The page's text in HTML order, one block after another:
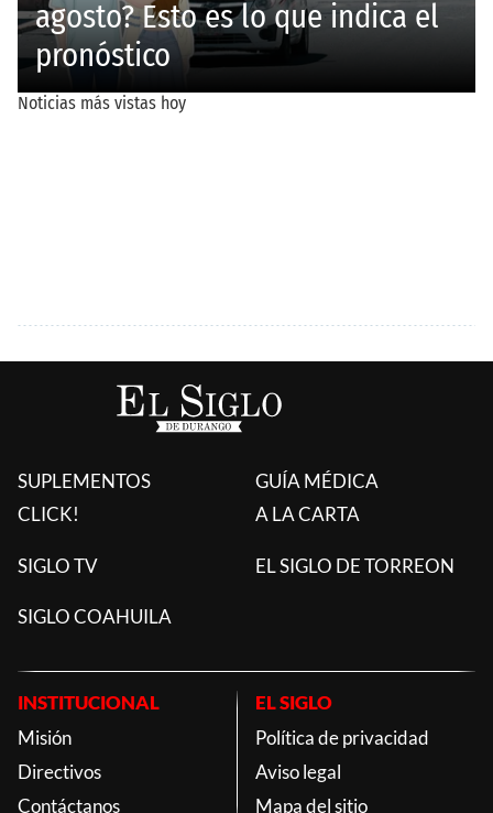
SUPLEMENTOS
CLICK!
GUÍA MÉDICA
A LA CARTA
SIGLO TV EL SIGLO DE TORREON
SIGLO COAHUILA
INSTITUCIONAL
Misión
Directivos
Contáctanos
EL SIGLO
Política de privacidad
Aviso legal
Mapa del sitio